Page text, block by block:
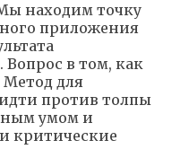
находим точку
приложения
в том, как
Метод для
против толпы
умом и
критические